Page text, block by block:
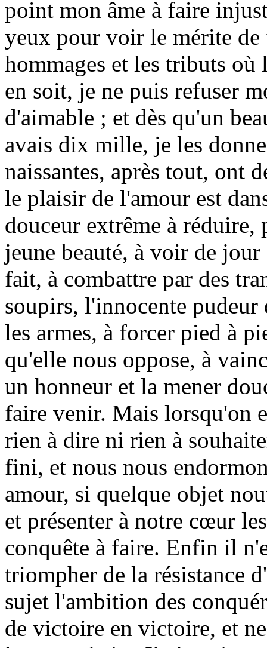
point mon âme à faire
yeux pour voir le mérite de
hommages et les tributs
en soit, je ne puis refuser
d'aimable ; et dès qu'un
avais dix mille, je les
naissantes, après tout, ont
le plaisir de l'amour est
douceur extrême à
jeune beauté, à voir de
fait, à combattre par des
soupirs, l'innocente pudeur
les armes, à forcer pied à
qu'elle nous oppose, à
un honneur et la mener
faire venir. Mais lorsqu'on
rien à dire ni rien à
fini, et nous nous
amour, si quelque objet
et présenter à notre cœur
conquête à faire. Enfin il
triompher de la résistance
sujet l'ambition des
de victoire en victoire, et